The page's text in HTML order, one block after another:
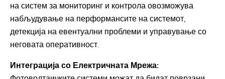
на систем за мониторинг и контрола овозможува
набљудување на перформансите на системот,
детекција на евентуални проблеми и управување со
неговата оперативност.
Интеграција со Електричната Мрежа: